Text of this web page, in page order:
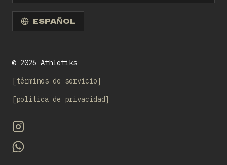
ESPAÑOL
© 2026 Athletiks
términos de servicio
política de privacidad